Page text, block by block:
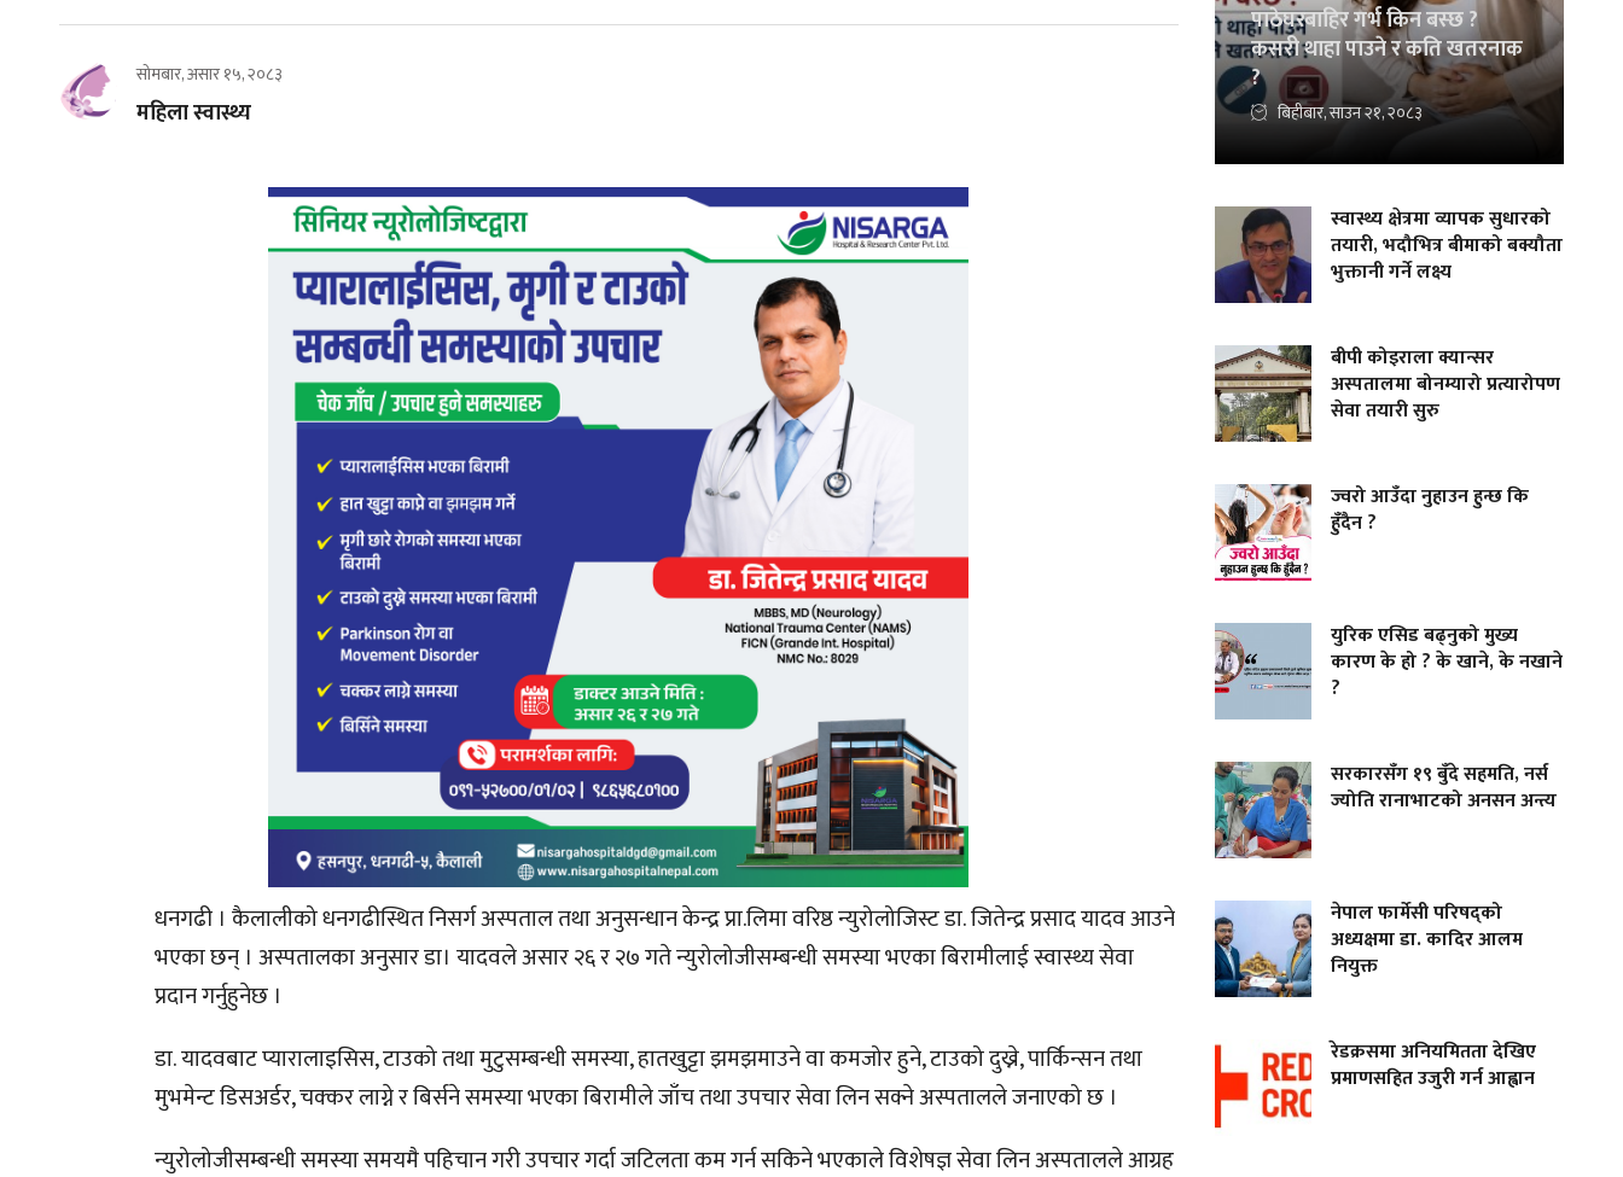
सोमबार, असार १५, २०८३
महिला स्वास्थ्य
धनगढी । कैलालीको धनगढीस्थित निसर्ग अस्पताल तथा अनुसन्धान केन्द्र प्रा.लिमा वरिष्ठ न्युरोलोजिस्ट डा. जितेन्द्र प्रसाद यादव आउने
भएका छन् । अस्पतालका अनुसार डा। यादवले असार २६ र २७ गते न्युरोलोजीसम्बन्धी समस्या भएका बिरामीलाई स्वास्थ्य सेवा
प्रदान गर्नुहुनेछ ।
डा. यादवबाट प्यारालाइसिस, टाउको तथा मुटुसम्बन्धी समस्या, हातखुट्टा झमझमाउने वा कमजोर हुने, टाउको दुख्ने, पार्किन्सन तथा
मुभमेन्ट डिसअर्डर, चक्कर लाग्ने र बिर्सने समस्या भएका बिरामीले जाँच तथा उपचार सेवा लिन सक्ने अस्पतालले जनाएको छ ।
न्युरोलोजीसम्बन्धी समस्या समयमै पहिचान गरी उपचार गर्दा जटिलता कम गर्न सकिने भएकाले विशेषज्ञ सेवा लिन अस्पतालले आग्रह
पाठेघरबाहिर गर्भ किन बस्छ ?
कसरी थाहा पाउने र कति खतरनाक
?
बिहीबार, साउन २१, २०८३
स्वास्थ्य क्षेत्रमा व्यापक सुधारको
तयारी, भदौभित्र बीमाको बक्यौता
भुक्तानी गर्ने लक्ष्य
बीपी कोइराला क्यान्सर
अस्पतालमा बोनम्यारो प्रत्यारोपण
सेवा तयारी सुरु
ज्वरो आउँदा नुहाउन हुन्छ कि
हुँदैन ?
युरिक एसिड बढ्नुको मुख्य
कारण के हो ? के खाने, के नखाने
?
सरकारसँग १९ बुँदे सहमति, नर्स
ज्योति रानाभाटको अनसन अन्त्य
नेपाल फार्मेसी परिषद्को
अध्यक्षमा डा. कादिर आलम
नियुक्त
रेडक्रसमा अनियमितता देखिए
प्रमाणसहित उजुरी गर्न आह्वान